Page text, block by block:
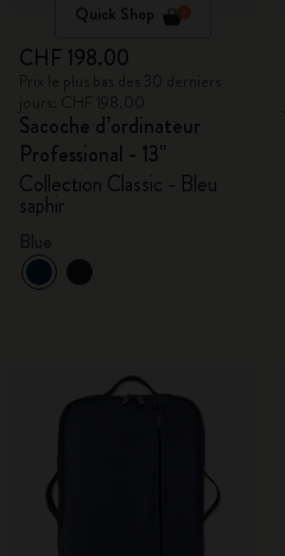
Quick Shop
CHF 198.00
Sacoche d’ordinateur
Professional - 13"
Collection Classic - Bleu
saphir